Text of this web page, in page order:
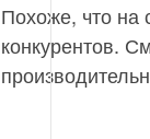
Похоже, что на
конкурентов.